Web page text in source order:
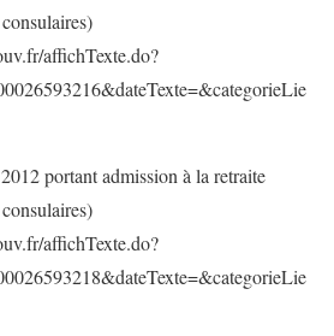
affichTexte.do?
portant admission à la retraite
affichTexte.do?